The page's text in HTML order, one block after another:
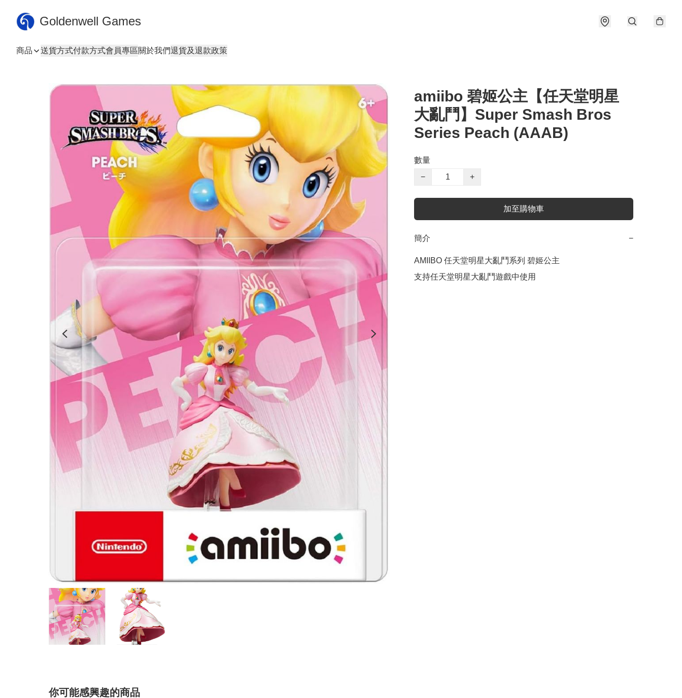
Goldenwell Games
商品 送貨方式付款方式會員專區關於我們退貨及退款政策
amiibo 碧姬公主【任天堂明星
大亂鬥】Super Smash Bros
Series Peach (AAAB)
數量
−
+
加至購物車
簡介 −
AMIIBO 任天堂明星大亂鬥系列 碧姬公主
支持任天堂明星大亂鬥遊戲中使用
你可能感興趣的商品